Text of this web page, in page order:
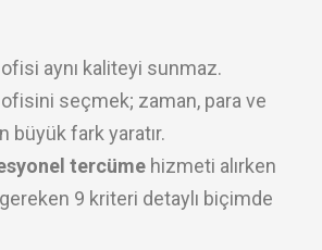
aynı kaliteyi sunmaz.
seçmek; zaman, para ve
büyük fark yaratır.
tercüme hizmeti alırken
9 kriteri detaylı biçimde